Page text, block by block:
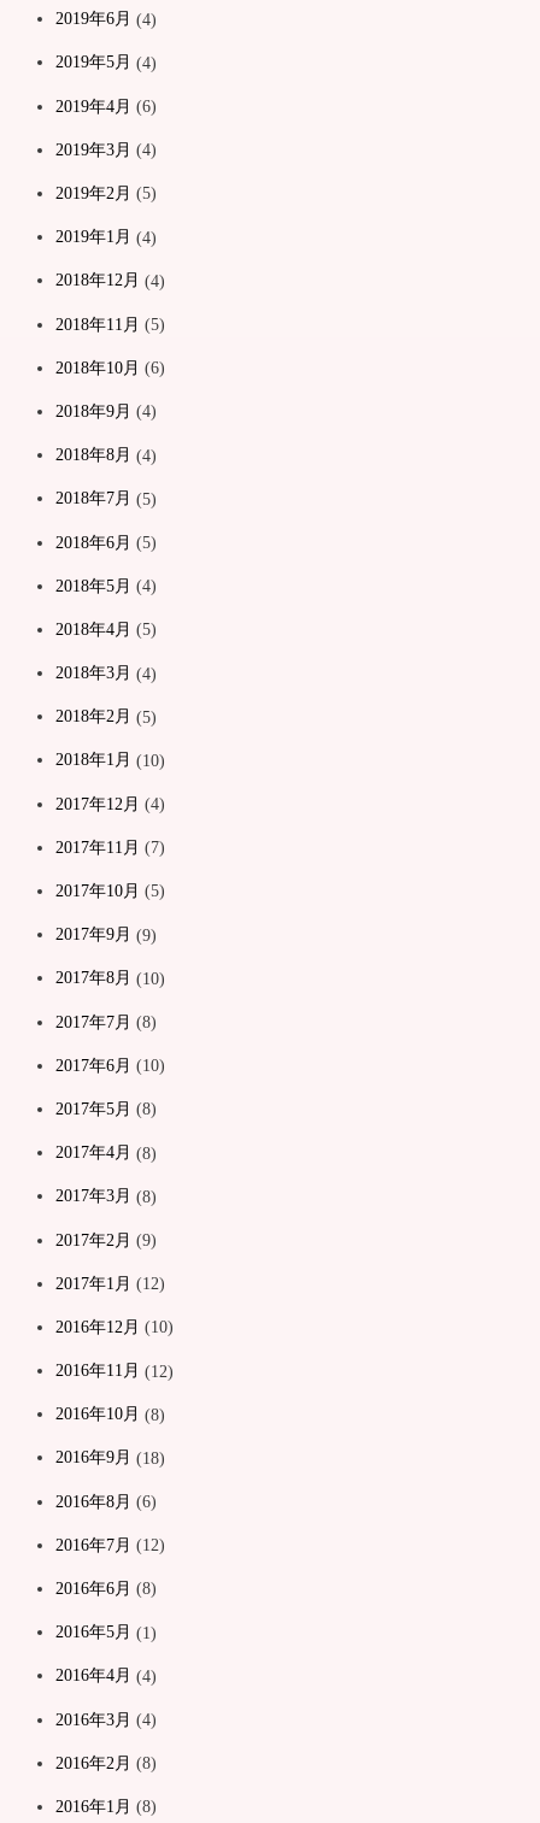
2019年6月 (4)
2019年5月 (4)
2019年4月 (6)
2019年3月 (4)
2019年2月 (5)
2019年1月 (4)
2018年12月 (4)
2018年11月 (5)
2018年10月 (6)
2018年9月 (4)
2018年8月 (4)
2018年7月 (5)
2018年6月 (5)
2018年5月 (4)
2018年4月 (5)
2018年3月 (4)
2018年2月 (5)
2018年1月 (10)
2017年12月 (4)
2017年11月 (7)
2017年10月 (5)
2017年9月 (9)
2017年8月 (10)
2017年7月 (8)
2017年6月 (10)
2017年5月 (8)
2017年4月 (8)
2017年3月 (8)
2017年2月 (9)
2017年1月 (12)
2016年12月 (10)
2016年11月 (12)
2016年10月 (8)
2016年9月 (18)
2016年8月 (6)
2016年7月 (12)
2016年6月 (8)
2016年5月 (1)
2016年4月 (4)
2016年3月 (4)
2016年2月 (8)
2016年1月 (8)